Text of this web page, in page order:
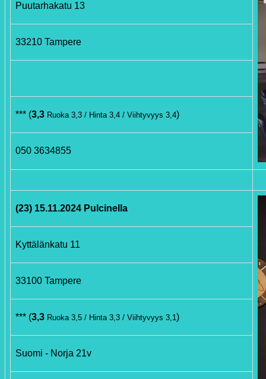
Puutarhakatu 13
33210 Tampere
*** (3,3 Ruoka 3,3 / Hinta 3,4 / Viihtyvyys 3,4)
050 3634855
(23) 15.11.2024 Pulcinella
Kyttälänkatu 11
33100 Tampere
*** (3,3 Ruoka 3,5 / Hinta 3,3 / Viihtyvyys 3,1)
Suomi - Norja 21v